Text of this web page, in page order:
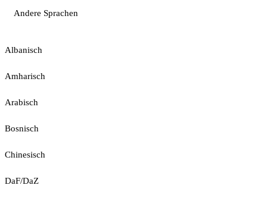
Andere Sprachen
Albanisch
Amharisch
Arabisch
Bosnisch
Chinesisch
DaF/DaZ